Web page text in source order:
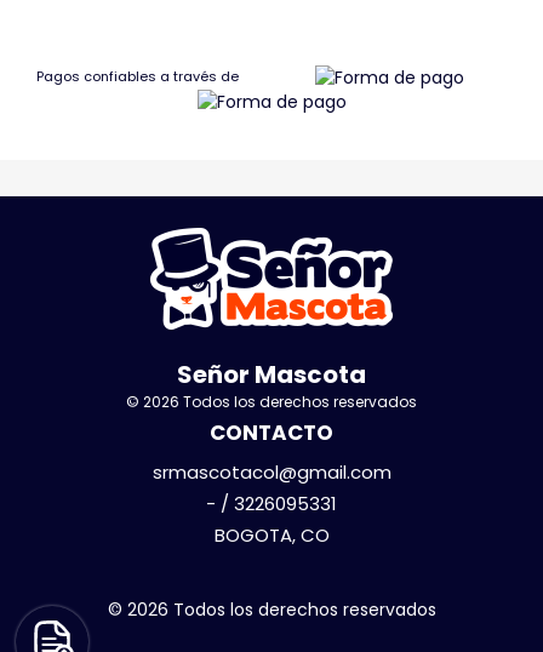
Pagos confiables a través de
Señor Mascota
© 2026 Todos los derechos reservados
CONTACTO
srmascotacol@gmail.com
- / 3226095331
BOGOTA, CO
© 2026 Todos los derechos reservados